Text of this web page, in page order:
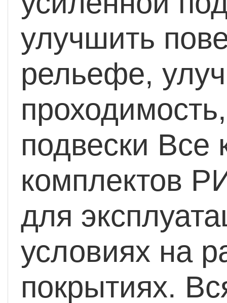
улучшить
рельефе,
подвески Все
комплектов
для
условиях на
покрытиях.